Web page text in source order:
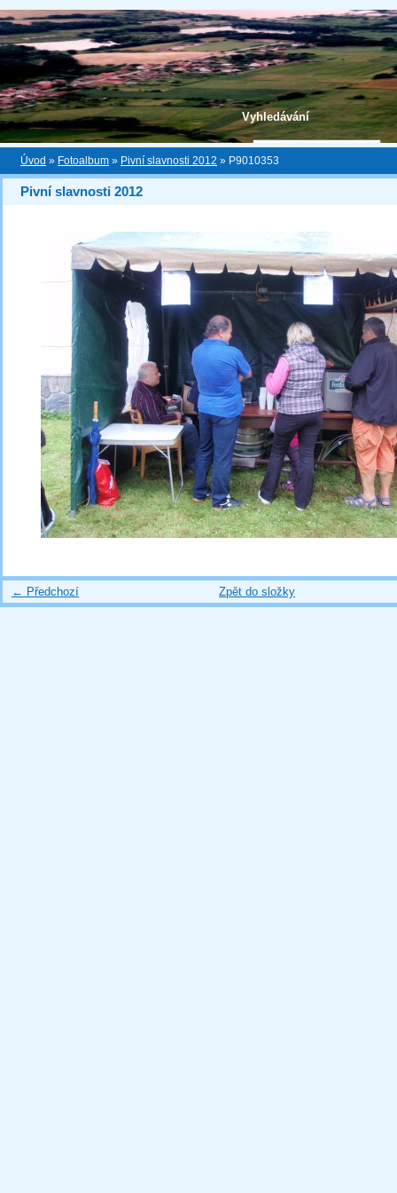
Vyhledávání
Úvod » Fotoalbum » Pivní slavnosti 2012 » P9010353
Pivní slavnosti 2012
← Předchozí Zpět do složky